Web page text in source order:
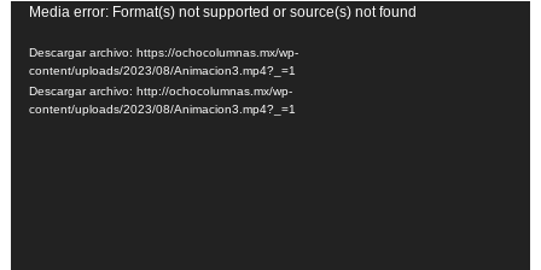
Reproductor
de
vídeo
Media error: Format(s) not supported or source(s) not found
Descargar archivo: https://ochocolumnas.mx/wp-
content/uploads/2023/08/Animacion3.mp4?_=1
Descargar archivo: http://ochocolumnas.mx/wp-
content/uploads/2023/08/Animacion3.mp4?_=1